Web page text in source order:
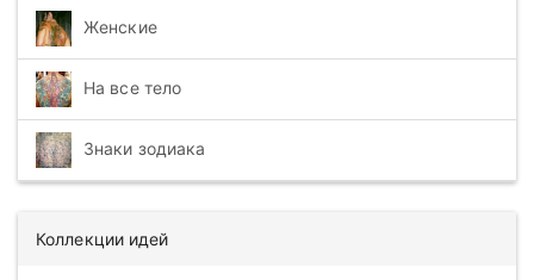
Женские
На все тело
Знаки зодиака
Коллекции идей